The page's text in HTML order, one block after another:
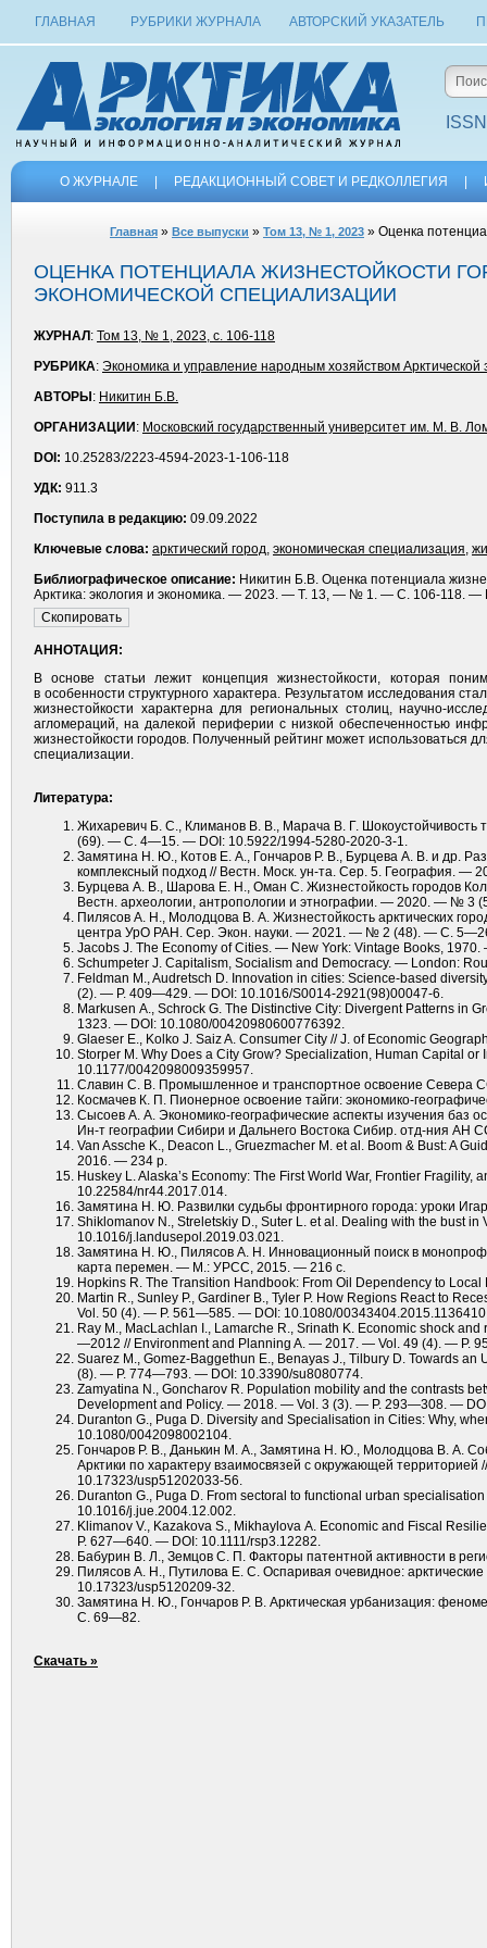
ГЛАВНАЯ РУБРИКИ ЖУРНАЛА АВТОРСКИЙ УКАЗАТЕЛЬ
О ЖУРНАЛЕ РЕДАКЦИОННЫЙ СОВЕТ И РЕДКОЛЛЕГИЯ
Главная » Все выпуски » Том 13, № 1, 2023 » Оценка
ОЦЕНКА ПОТЕНЦИАЛА ЖИЗНЕСТОЙКОСТИ
ЭКОНОМИЧЕСКОЙ СПЕЦИАЛИЗАЦИИ
ЖУРНАЛ : Том 13, № 1, 2023, с. 106-118
РУБРИКА: Экономика и управление народным хозяйством Арктической
АВТОРЫ : Никитин Б.В.
ОРГАНИЗАЦИИ : Московский государственный университет им. М. В.
DOI: 10.25283/2223-4594-2023-1-106-118
УДК: 911.3
Поступила в редакцию: 09.09.2022
Ключевые слова: арктический город, экономическая специализация,
Библиографическое описание: Никитин Б.В. Оценка потенциала
Арктика: экология и экономика. — 2023. — Т. 13, — № 1. — С. 106-118. —
АННОТАЦИЯ:
В основе статьи лежит концепция жизнестойкости, которая
в особенности структурного характера. Результатом исследования
жизнестойкости характерна для региональных столиц, научно-
агломераций, на далекой периферии с низкой обеспеченностью
жизнестойкости городов. Полученный рейтинг может использоваться
специализации.
Литература:
Жихаревич Б. С., Климанов В. В., Марача В. Г.
(69). — С. 4—15. — DOI: 10.5922/1994-5280-2020-3-1.
Замятина Н. Ю., Котов Е. А., Гончаров Р. В., Бурцева А. В. и др.
комплексный подход // Вестн. Моск. ун-та. Сер. 5. География.
Бурцева А. В., Шарова Е. Н., Оман С. Жизнестойкость городов
Вестн. археологии, антропологии и этнографии. — 2020. — №
Пилясов А. Н., Молодцова В. А. Жизнестойкость арктических
центра УрО РАН. Сер. Экон. науки. — 2021. — № 2 (48). — С.
Jacobs J. The Economy of Cities. — New York: Vintage Books,
Schumpeter J. Capitalism, Socialism and Democracy. — London:
Feldman M., Audretsch D. Innovation in cities: Science-based
(2). — P. 409—429. — DOI: 10.1016/S0014-2921(98)00047-6.
Markusen A., Schrock G. The Distinctive City: Divergent Patterns
1323. — DOI: 10.1080/00420980600776392.
Glaeser E., Kolko J. Saiz A. Consumer City // J. of Economic
Storper M. Why Does a City Grow? Specialization, Human Capital
10.1177/0042098009359957.
Славин С. В. Промышленное и транспортное освоение Севера
Космачев К. П. Пионерное освоение тайги: экономико-
Сысоев А. А. Экономико-географические аспекты изучения баз
Ин-т географии Сибири и Дальнего Востока Сибир. отд-ния
Van Assche K., Deacon L., Gruezmacher M. et al. Boom & Bust: A
2016. — 234 p.
Huskey L. Alaska’s Economy: The First World War, Frontier
10.22584/nr44.2017.014.
Замятина Н. Ю. Развилки судьбы фронтирного города: уроки
Shiklomanov N., Streletskiy D., Suter L. et al. Dealing with the bust
10.1016/j.landusepol.2019.03.021.
Замятина Н. Ю., Пилясов А. Н. Инновационный поиск в
карта перемен. — М.: УРСС, 2015. — 216 с.
Hopkins R. The Transition Handbook: From Oil Dependency to
Martin R., Sunley P., Gardiner B., Tyler P. How Regions React to
Vol. 50 (4). — P. 561—585. — DOI: 10.1080/
Ray M., MacLachlan I., Lamarche R., Srinath K. Economic shock
—2012 // Environment and Planning A. — 2017. — Vol. 49 (4). — P.
Suarez M., Gomez-Baggethun E., Benayas J., Tilbury D. Towards
(8). — P. 774—793. — DOI: 10.3390/su8080774.
Zamyatina N., Goncharov R. Population mobility and the contrasts
Development and Policy. — 2018. — Vol. 3 (3). — P. 293—308. —
Duranton G., Puga D. Diversity and Specialisation in Cities: Why,
10.1080/0042098002104.
Гончаров Р. В., Данькин М. А., Замятина Н. Ю., Молодцова В. А.
Арктики по характеру взаимосвязей с окружающей
10.17323/usp51202033-56.
Duranton G., Puga D. From sectoral to functional urban
10.1016/j.jue.2004.12.002.
Klimanov V., Kazakova S., Mikhaylova A. Economic and Fiscal
P. 627—640. — DOI: 10.1111/rsp3.12282.
Бабурин В. Л., Земцов С. П. Факторы патентной активности в
Пилясов А. Н., Путилова Е. С. Оспаривая очевидное:
10.17323/usp5120209-32.
Замятина Н. Ю., Гончаров Р. В. Арктическая урбанизация:
С. 69—82.
Скачать »